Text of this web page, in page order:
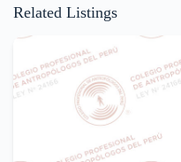
Related Listings